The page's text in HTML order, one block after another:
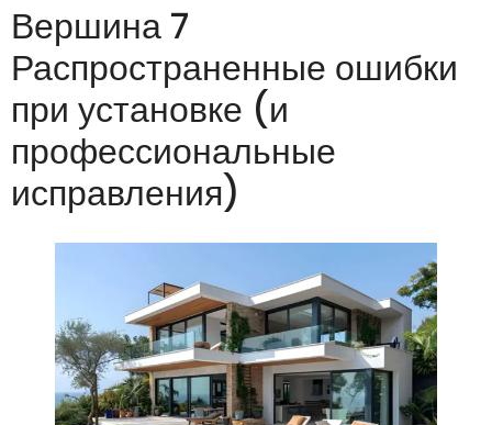
Вершина 7
Распространенные ошибки
при установке (и
профессиональные
исправления)